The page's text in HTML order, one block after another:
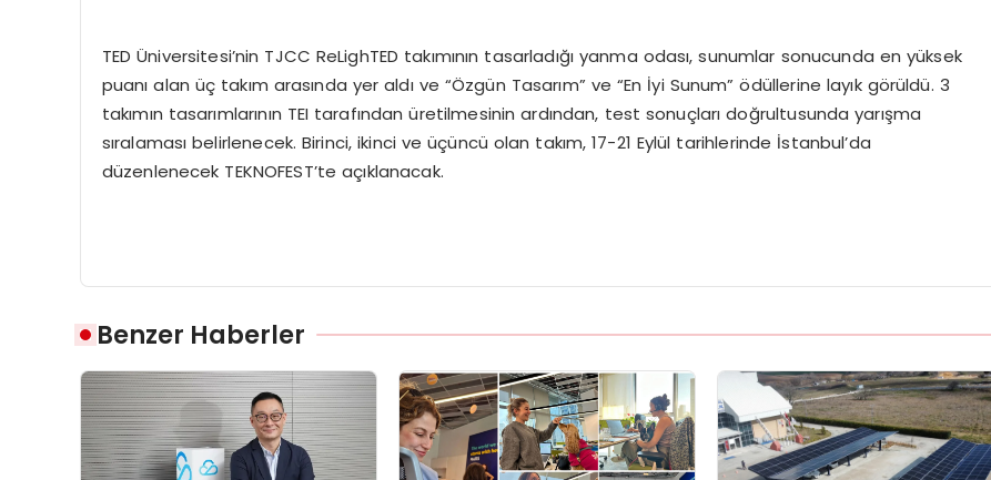
TED Üniversitesi’nin TJCC ReLighTED takımının tasarladığı yanma odası, sunumlar sonucunda en yüksek
puanı alan üç takım arasında yer aldı ve “Özgün Tasarım” ve “En İyi Sunum” ödüllerine layık görüldü. 3
takımın tasarımlarının TEI tarafından üretilmesinin ardından, test sonuçları doğrultusunda yarışma
sıralaması belirlenecek. Birinci, ikinci ve üçüncü olan takım, 17-21 Eylül tarihlerinde İstanbul’da
düzenlenecek TEKNOFEST’te açıklanacak.
Benzer Haberler